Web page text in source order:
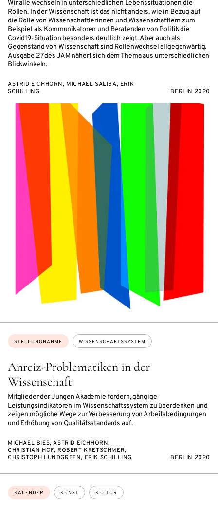
Wir alle wechseln in unterschiedlichen Lebenssituationen die
Rollen. In der Wissenschaft ist das nicht anders, wie in Bezug auf
die Rolle von Wissenschaftlerinnen und Wissenschaftlern zum
Beispiel als Kommunikatoren und Beratenden von Politik die
Covid19-Situation besonders deutlich zeigt. Aber auch als
Gegenstand von Wissenschaft sind Rollenwechsel allgegenwärtig.
Ausgabe 27 des JAM nähert sich dem Thema aus unterschiedlichen
Blickwinkeln.
ASTRID EICHHORN, MICHAEL SALIBA, ERIK
SCHILLING
BERLIN 2020
Anreiz-Problematiken in der
Wissenschaft
Mitglieder der Jungen Akademie fordern, gängige
Leistungsindikatoren im Wissenschaftssystem zu überdenken und
zeigen mögliche Wege zur Verbesserung von Arbeitsbedingungen
und Erhöhung von Qualitätsstandards auf.
Themen:
STELLUNGNAHME WISSENSCHAFTSSYSTEM
MICHAEL BIES, ASTRID EICHHORN,
CHRISTIAN HOF, ROBERT KRETSCHMER,
CHRISTOPH LUNDGREEN, ERIK SCHILLING
BERLIN 2020
Themen:
KALENDER KUNST KULTUR